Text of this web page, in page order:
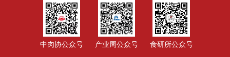
中肉协公众号 产业周公众号 食研所公众号